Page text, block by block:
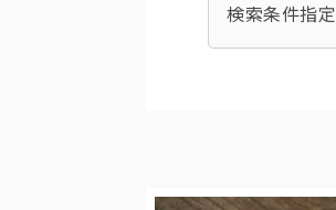
検索条件指定